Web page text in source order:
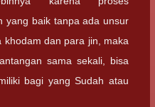
yang baik tanpa ada unsur
dan para jin, maka
sama sekali, bisa
bagi yang Sudah atau